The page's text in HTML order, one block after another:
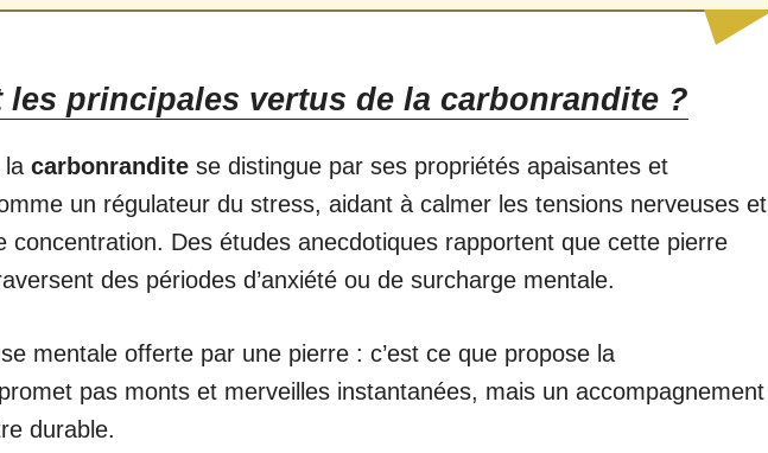
les principales vertus de la carbonrandite ?
la carbonrandite se distingue par ses propriétés apaisantes et
un régulateur du stress, aidant à calmer les tensions nerveuses et
concentration. Des études anecdotiques rapportent que cette pierre
des périodes d’anxiété ou de surcharge mentale.
mentale offerte par une pierre : c’est ce que propose la
pas monts et merveilles instantanées, mais un accompagnement
durable.